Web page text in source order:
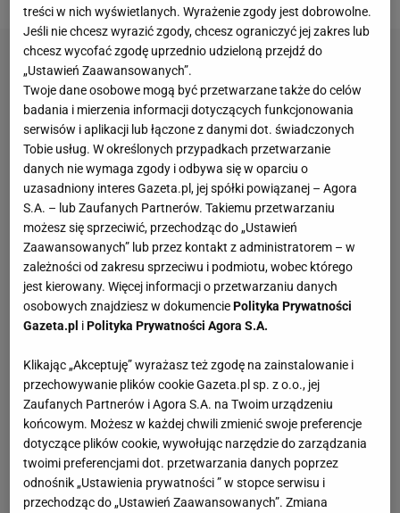
treści w nich wyświetlanych. Wyrażenie zgody jest dobrowolne.
Jeśli nie chcesz wyrazić zgody, chcesz ograniczyć jej zakres lub
chcesz wycofać zgodę uprzednio udzieloną przejdź do
„Ustawień Zaawansowanych”.
Twoje dane osobowe mogą być przetwarzane także do celów
badania i mierzenia informacji dotyczących funkcjonowania
serwisów i aplikacji lub łączone z danymi dot. świadczonych
Tobie usług. W określonych przypadkach przetwarzanie
danych nie wymaga zgody i odbywa się w oparciu o
uzasadniony interes Gazeta.pl, jej spółki powiązanej – Agora
S.A. – lub Zaufanych Partnerów. Takiemu przetwarzaniu
możesz się sprzeciwić, przechodząc do „Ustawień
Zaawansowanych” lub przez kontakt z administratorem – w
zależności od zakresu sprzeciwu i podmiotu, wobec którego
jest kierowany. Więcej informacji o przetwarzaniu danych
osobowych znajdziesz w dokumenciePolityka Prywatności
Gazeta.pl iPolityka Prywatności Agora S.A.
Klikając „Akceptuję” wyrażasz też zgodę na zainstalowanie i
przechowywanie plików cookie Gazeta.pl sp. z o.o., jej
Zaufanych Partnerów i Agora S.A. na Twoim urządzeniu
końcowym. Możesz w każdej chwili zmienić swoje preferencje
dotyczące plików cookie, wywołując narzędzie do zarządzania
twoimi preferencjami dot. przetwarzania danych poprzez
odnośnik „Ustawienia prywatności ” w stopce serwisu i
przechodząc do „Ustawień Zaawansowanych”. Zmiana